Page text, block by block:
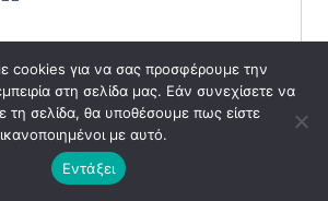
cookies για να σας προσφέρουμε την
στη σελίδα μας. Εάν συνεχίσετε να
τη σελίδα, θα υποθέσουμε πως είστε
ικανοποιημένοι με αυτό.
Εντάξει